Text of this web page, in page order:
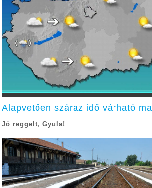
Alapvetően száraz idő várható ma
Jó reggelt, Gyula!